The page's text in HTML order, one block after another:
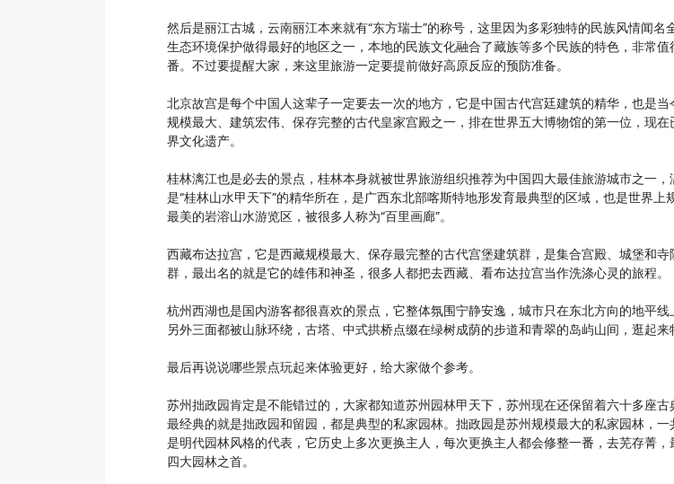
然后是丽江古城，云南丽江本来就有“东方瑞士”的称号，这里因为多彩独特的民族风情闻名
生态环境保护做得最好的地区之一，本地的民族文化融合了藏族等多个民族的特色，非常
番。不过要提醒大家，来这里旅游一定要提前做好高原反应的预防准备。
北京故宫是每个中国人这辈子一定要去一次的地方，它是中国古代宫廷建筑的精华，也是
规模最大、建筑宏伟、保存完整的古代皇家宫殿之一，排在世界五大博物馆的第一位，现
界文化遗产。
桂林漓江也是必去的景点，桂林本身就被世界旅游组织推荐为中国四大最佳旅游城市之一，
是“桂林山水甲天下”的精华所在，是广西东北部喀斯特地形发育最典型的区域，也是世界上
最美的岩溶山水游览区，被很多人称为“百里画廊”。
西藏布达拉宫，它是西藏规模最大、保存最完整的古代宫堡建筑群，是集合宫殿、城堡和
群，最出名的就是它的雄伟和神圣，很多人都把去西藏、看布达拉宫当作洗涤心灵的旅程。
杭州西湖也是国内游客都很喜欢的景点，它整体氛围宁静安逸，城市只在东北方向的地平线
另外三面都被山脉环绕，古塔、中式拱桥点缀在绿树成荫的步道和青翠的岛屿山间，逛起来
最后再说说哪些景点玩起来体验更好，给大家做个参考。
苏州拙政园肯定是不能错过的，大家都知道苏州园林甲天下，苏州现在还保留着六十多座古
最经典的就是拙政园和留园，都是典型的私家园林。拙政园是苏州规模最大的私家园林，一
是明代园林风格的代表，它历史上多次更换主人，每次更换主人都会修整一番，去芜存菁，
四大园林之首。